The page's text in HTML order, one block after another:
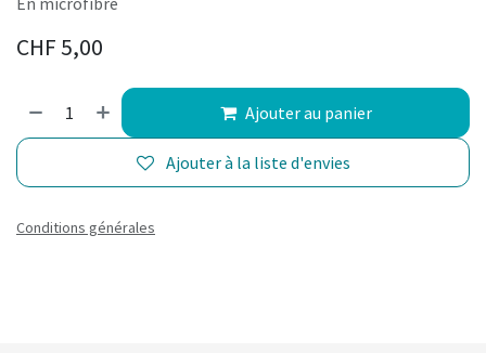
CHF 5,00
Ajouter au panier
Ajouter à la liste d'envies
Conditions générales